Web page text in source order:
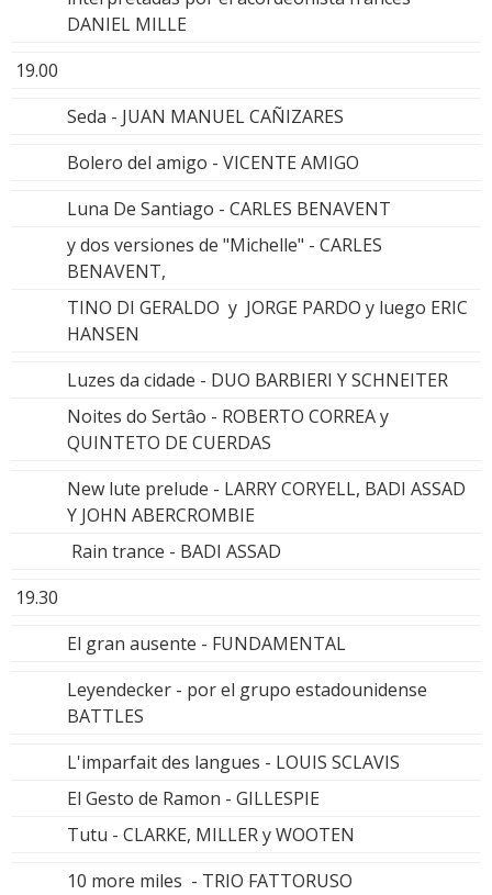
DANIEL MILLE
19.00
Seda - JUAN MANUEL CAÑIZARES
Bolero del amigo - VICENTE AMIGO
Luna De Santiago - CARLES BENAVENT
y dos versiones de "Michelle" - CARLES
BENAVENT,
TINO DI GERALDO y JORGE PARDO y luego ERIC
HANSEN
Luzes da cidade - DUO BARBIERI Y SCHNEITER
Noites do Sertâo - ROBERTO CORREA y
QUINTETO DE CUERDAS
New lute prelude - LARRY CORYELL, BADI ASSAD
Y JOHN ABERCROMBIE
Rain trance - BADI ASSAD
19.30
El gran ausente - FUNDAMENTAL
Leyendecker - por el grupo estadounidense
BATTLES
L'imparfait des langues - LOUIS SCLAVIS
El Gesto de Ramon - GILLESPIE
Tutu - CLARKE, MILLER y WOOTEN
10 more miles - TRIO FATTORUSO